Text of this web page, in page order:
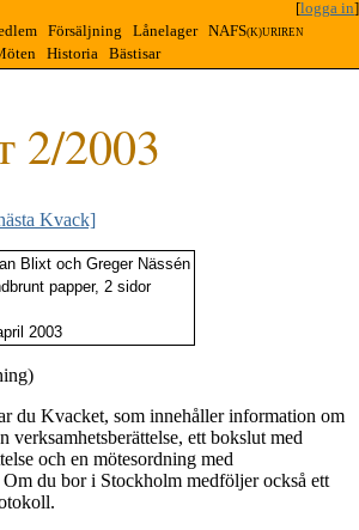
[logga in]
Försäljning Lånelager NAFS(K)URIREN
Historia Bästisar
2/2003
Kvack]
Blixt och Greger Nässén
papper, 2 sidor
2003
du Kvacket, som innehåller information om
verksamhetsberättelse, ett bokslut med
och en mötesordning med
du bor i Stockholm medföljer också ett